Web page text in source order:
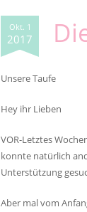
Okt. 1
2017
Unsere Taufe
Hey ihr Lieben
VOR-Letztes
konnte natürlich
Unterstützung
Aber mal vom